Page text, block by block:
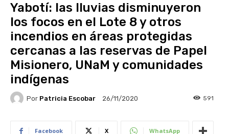
Yabotí: las lluvias disminuyeron
los focos en el Lote 8 y otros
incendios en áreas protegidas
cercanas a las reservas de Papel
Misionero, UNaM y comunidades
indígenas
Por Patricia Escobar 26/11/2020 591
Facebook X WhatsApp